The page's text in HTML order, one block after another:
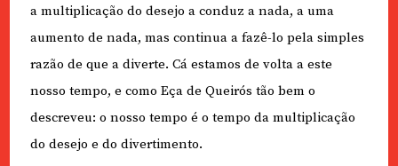
a multiplicação do desejo a conduz a nada, a uma
aumento de nada, mas continua a fazê-lo pela simples
razão de que a diverte. Cá estamos de volta a este
nosso tempo, e como Eça de Queirós tão bem o
descreveu: o nosso tempo é o tempo da multiplicação
do desejo e do divertimento.